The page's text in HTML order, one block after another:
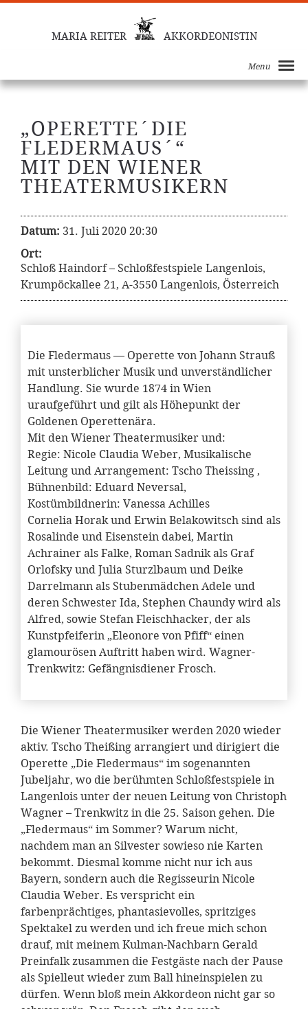
MARIA REITER AKKORDEONISTIN
Menu
„OPERETTE´DIE
FLEDERMAUS´“
MIT DEN WIENER
THEATERMUSIKERN
Datum: 31. Juli 2020 20:30
Ort:
Schloß Haindorf – Schloßfestspiele Langenlois,
Krumpöckallee 21, A-3550 Langenlois, Österreich
Die Fledermaus — Operette von Johann Strauß
mit unsterblicher Musik und unverständlicher
Handlung. Sie wurde 1874 in Wien
uraufgeführt und gilt als Höhepunkt der
Goldenen Operettenära.
Mit den Wiener Theatermusiker und:
Regie: Nicole Claudia Weber, Musikalische
Leitung und Arrangement: Tscho Theissing ,
Bühnenbild: Eduard Neversal,
Kostümbildnerin: Vanessa Achilles
Cornelia Horak und Erwin Belakowitsch sind als
Rosalinde und Eisenstein dabei, Martin
Achrainer als Falke, Roman Sadnik als Graf
Orlofsky und Julia Sturzlbaum und Deike
Darrelmann als Stubenmädchen Adele und
deren Schwester Ida, Stephen Chaundy wird als
Alfred, sowie Stefan Fleischhacker, der als
Kunstpfeiferin „Eleonore von Pfiff“ einen
glamourösen Auftritt haben wird. Wagner-
Trenkwitz: Gefängnisdiener Frosch.
Die Wiener Theatermusiker werden 2020 wieder
aktiv. Tscho Theißing arrangiert und dirigiert die
Operette „Die Fledermaus“ im sogenannten
Jubeljahr, wo die berühmten Schloßfestspiele in
Langenlois unter der neuen Leitung von Christoph
Wagner – Trenkwitz in die 25. Saison gehen. Die
„Fledermaus“ im Sommer? Warum nicht,
nachdem man an Silvester sowieso nie Karten
bekommt. Diesmal komme nicht nur ich aus
Bayern, sondern auch die Regisseurin Nicole
Claudia Weber. Es verspricht ein
farbenprächtiges, phantasievolles, spritziges
Spektakel zu werden und ich freue mich schon
drauf, mit meinem Kulman-Nachbarn Gerald
Preinfalk zusammen die Festgäste nach der Pause
als Spielleut wieder zum Ball hineinspielen zu
dürfen. Wenn bloß mein Akkordeon nicht gar so